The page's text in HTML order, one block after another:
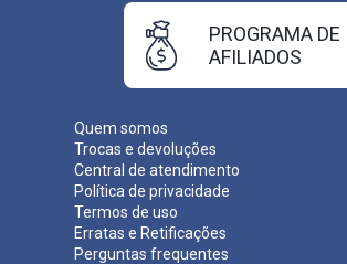
Quem somos
Trocas e devoluções
Central de atendimento
Política de privacidade
Termos de uso
Erratas e Retificações
Perguntas frequentes
PROGRAMA DE
AFILIADOS